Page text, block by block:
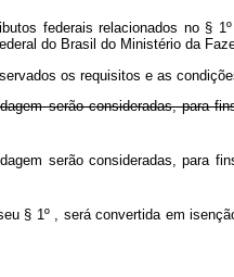
federais relacionados no §
do Brasil do Ministério da
os requisitos e as
serão consideradas, para
serão consideradas, para
§ 1º , será convertida em